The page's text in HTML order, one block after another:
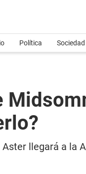
Política Sociedad
llegará a la